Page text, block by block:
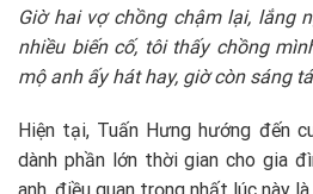
Giờ hai vợ chồng chậm lại, lắng
nhiều biến cố, tôi thấy chồng
mộ anh ấy hát hay, giờ còn sáng
Hiện tại, Tuấn Hưng hướng đến
dành phần lớn thời gian cho gia